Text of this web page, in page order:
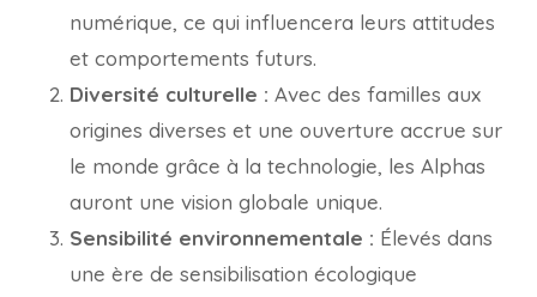
numérique, ce qui influencera leurs attitudes
et comportements futurs.
Diversité culturelle : Avec des familles aux
origines diverses et une ouverture accrue sur
le monde grâce à la technologie, les Alphas
auront une vision globale unique.
Sensibilité environnementale : Élevés dans
une ère de sensibilisation écologique